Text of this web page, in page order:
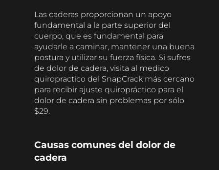
Las caderas proporcionan un apoyo
fundamental a la parte superior del
cuerpo, que es fundamental para
ayudarle a caminar, mantener una buena
postura y utilizar su fuerza física. Si sufres
de dolor de cadera, visita al medico
quiropractico del SnapCrack más cercano
para recibir ajuste quiropráctico para el
dolor de cadera sin problemas por sólo
$29.
Causas comunes del dolor de
cadera